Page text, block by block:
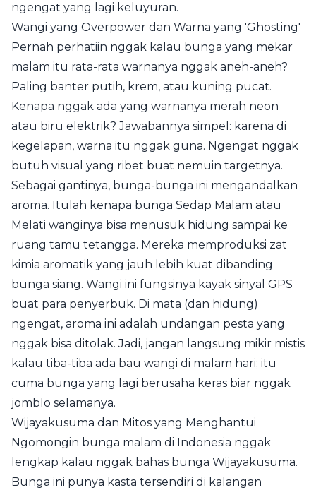
ngengat yang lagi keluyuran.
Wangi yang Overpower dan Warna yang 'Ghosting'
Pernah perhatiin nggak kalau bunga yang mekar
malam itu rata-rata warnanya nggak aneh-aneh?
Paling banter putih, krem, atau kuning pucat.
Kenapa nggak ada yang warnanya merah neon
atau biru elektrik? Jawabannya simpel: karena di
kegelapan, warna itu nggak guna. Ngengat nggak
butuh visual yang ribet buat nemuin targetnya.
Sebagai gantinya, bunga-bunga ini mengandalkan
aroma. Itulah kenapa bunga Sedap Malam atau
Melati wanginya bisa menusuk hidung sampai ke
ruang tamu tetangga. Mereka memproduksi zat
kimia aromatik yang jauh lebih kuat dibanding
bunga siang. Wangi ini fungsinya kayak sinyal GPS
buat para penyerbuk. Di mata (dan hidung)
ngengat, aroma ini adalah undangan pesta yang
nggak bisa ditolak. Jadi, jangan langsung mikir mistis
kalau tiba-tiba ada bau wangi di malam hari; itu
cuma bunga yang lagi berusaha keras biar nggak
jomblo selamanya.
Wijayakusuma dan Mitos yang Menghantui
Ngomongin bunga malam di Indonesia nggak
lengkap kalau nggak bahas bunga Wijayakusuma.
Bunga ini punya kasta tersendiri di kalangan